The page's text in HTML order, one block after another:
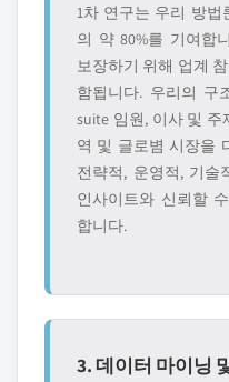
1차 연구는 우리 방법
의 약 80%를 기여합
보장하기 위해 업계
함됩니다. 우리의 구
suite 임원, 이사 및 주
역 및 글로볌 시장을
전략적, 운영적, 기술
인사이트와 신뢰할
합니다.
3. 데이터 마이닝